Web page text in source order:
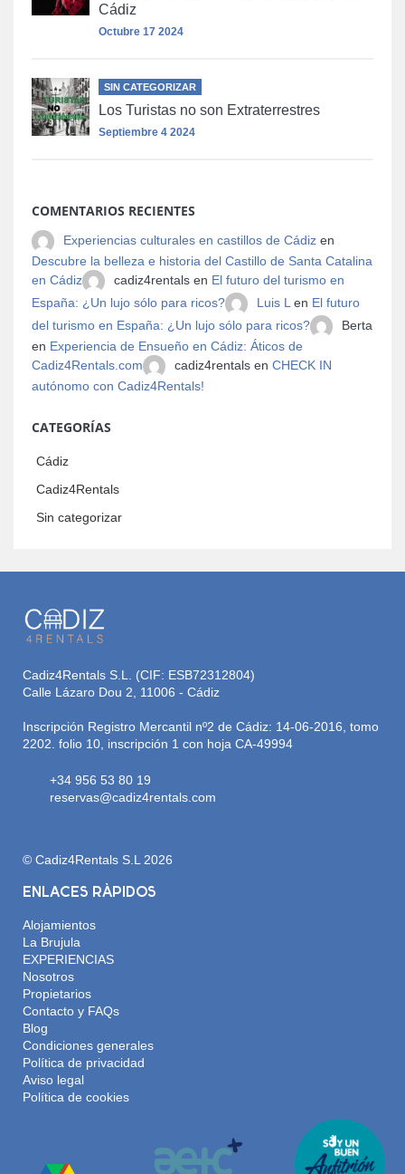
Cádiz
Octubre 17 2024
SIN CATEGORIZAR
Los Turistas no son Extraterrestres
Septiembre 4 2024
COMENTARIOS RECIENTES
Experiencias culturales en castillos de Cádiz en
Descubre la belleza e historia del Castillo de Santa Catalina
en Cádiz
cadiz4rentals en El futuro del turismo en
España: ¿Un lujo sólo para ricos?
Luis L en El futuro
del turismo en España: ¿Un lujo sólo para ricos?
Berta
en Experiencia de Ensueño en Cádiz: Áticos de
Cadiz4Rentals.com
cadiz4rentals en CHECK IN
autónomo con Cadiz4Rentals!
CATEGORÍAS
Cádiz
Cadiz4Rentals
Sin categorizar
Cadiz4Rentals S.L. (CIF: ESB72312804)
Calle Lázaro Dou 2, 11006 - Cádiz
Inscripción Registro Mercantil nº2 de Cádiz: 14-06-2016, tomo
2202. folio 10, inscripción 1 con hoja CA-49994
+34 956 53 80 19
reservas@cadiz4rentals.com
© Cadiz4Rentals S.L 2026
ENLACES RÁPIDOS
Alojamientos
La Brujula
EXPERIENCIAS
Nosotros
Propietarios
Contacto y FAQs
Blog
Condiciones generales
Política de privacidad
Aviso legal
Política de cookies